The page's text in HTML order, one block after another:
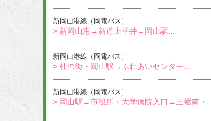
新岡山港線（岡電バス）
> 新岡山港→新道上平井→岡山駅...
新岡山港線（岡電バス）
> 杜の街・岡山駅→ふれあいセンター...
新岡山港線（岡電バス）
> 岡山駅→市役所・大学病院入口→三蟠南・